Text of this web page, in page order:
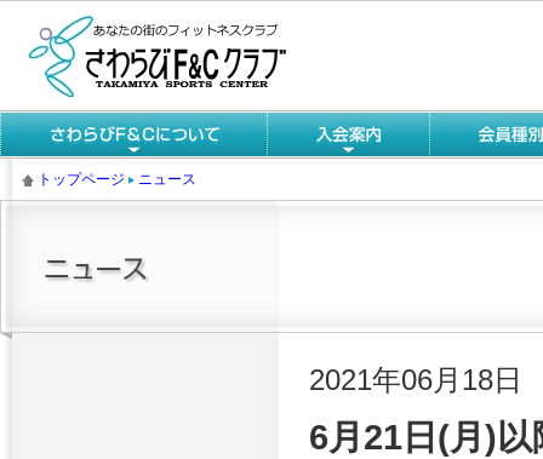
トップページ ニュース
2021年06月18日
6月21日(月)